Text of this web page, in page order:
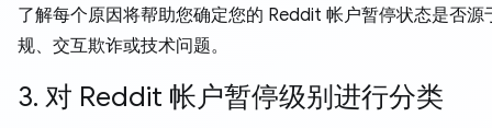
了解每个原因将帮助您确定您的 Reddit 帐户暂停状态是否源
规、交互欺诈或技术问题。
3. 对 Reddit 帐户暂停级别进行分类